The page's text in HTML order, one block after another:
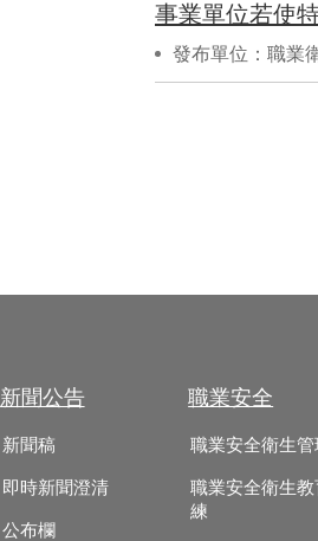
事業單位若使
發布單位：職業
新聞公告
新聞稿
即時新聞澄清
公布欄
職業安全
職業安全衛生管
職業安全衛生教
練